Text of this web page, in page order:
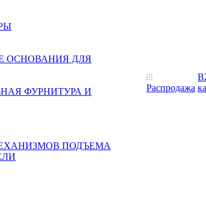
ОСНОВАНИЯ ДЛЯ
ФУРНИТУРА И
ПОДЪЕМА
Распродажа